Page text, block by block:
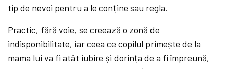
tip de nevoi pentru a le conține sau regla.
Practic, fără voie, se creează o zonă de
indisponibilitate, iar ceea ce copilul primește de la
mama lui va fi atât iubire și dorința de a fi împreună,